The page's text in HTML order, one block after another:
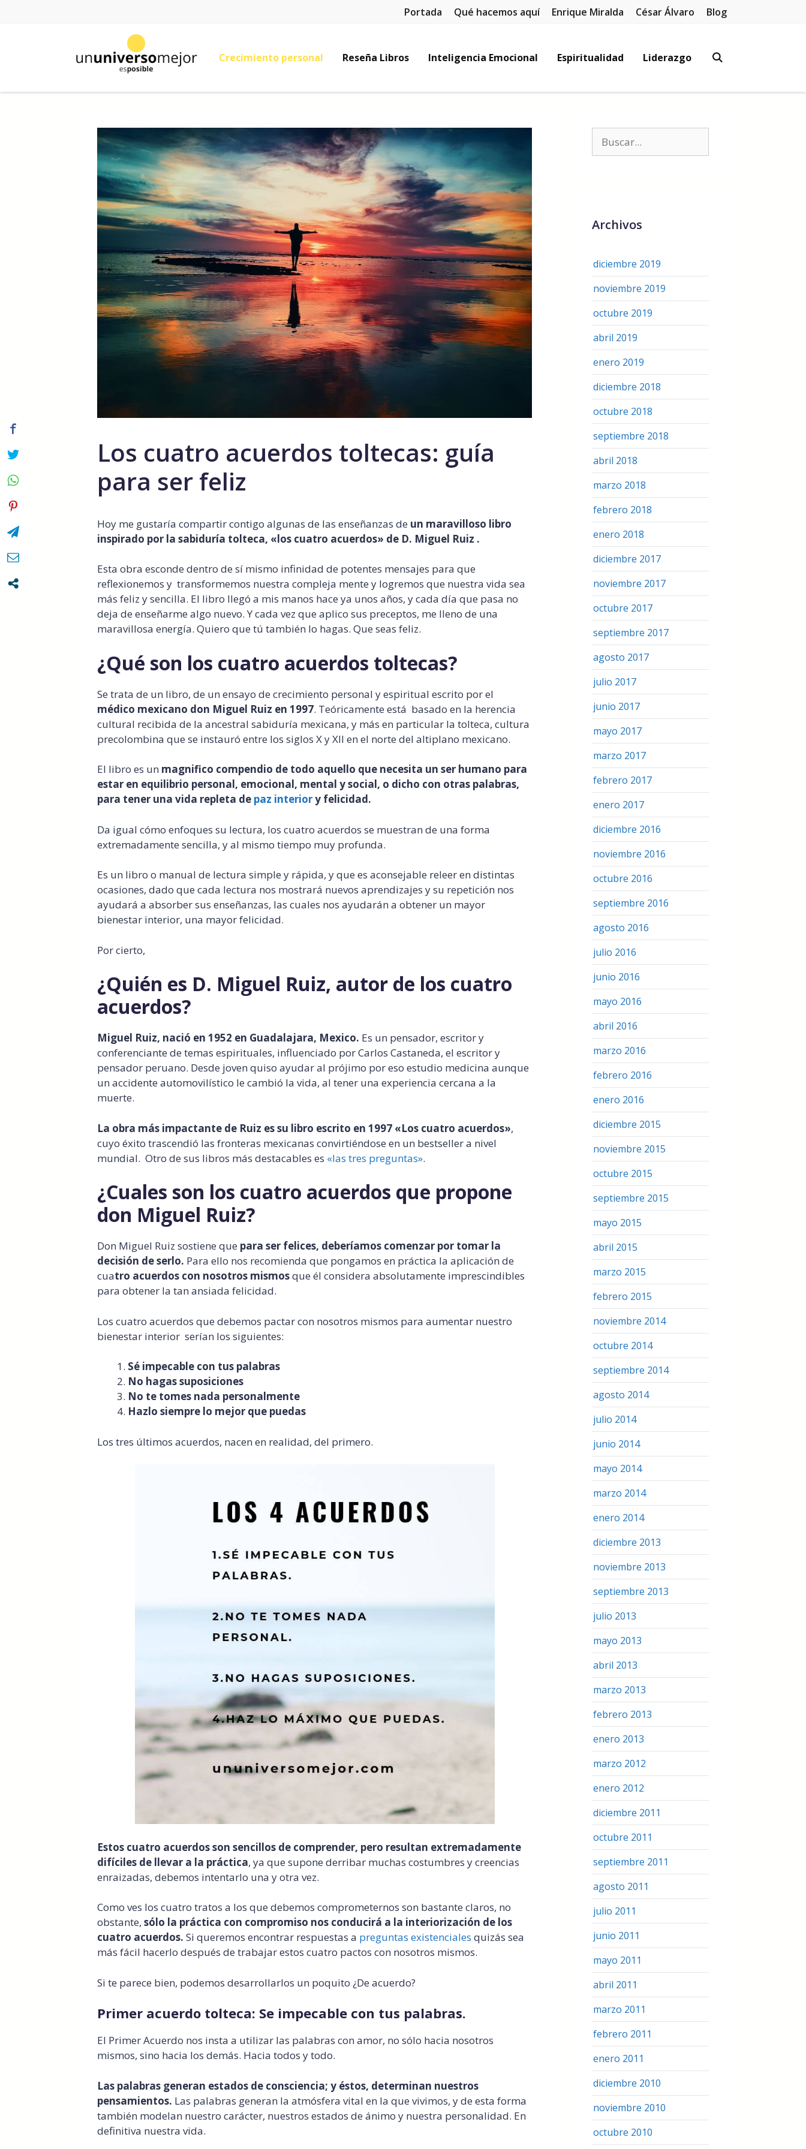
Portada Qué hacemos aquí Enrique Miralda César Álvaro Blog
Crecimiento personal Reseña Libros Inteligencia Emocional Espiritualidad Liderazgo
Los cuatro acuerdos toltecas: guía
para ser feliz
Hoy me gustaría compartir contigo algunas de las enseñanzas de un maravilloso libro
inspirado por la sabiduría tolteca, «los cuatro acuerdos» de D. Miguel Ruiz .
Esta obra esconde dentro de sí mismo infinidad de potentes mensajes para que
reflexionemos y transformemos nuestra compleja mente y logremos que nuestra vida sea
más feliz y sencilla. El libro llegó a mis manos hace ya unos años, y cada día que pasa no
deja de enseñarme algo nuevo. Y cada vez que aplico sus preceptos, me lleno de una
maravillosa energía. Quiero que tú también lo hagas. Que seas feliz.
¿Qué son los cuatro acuerdos toltecas?
Se trata de un libro, de un ensayo de crecimiento personal y espiritual escrito por el
médico mexicano don Miguel Ruiz en 1997. Teóricamente está basado en la herencia
cultural recibida de la ancestral sabiduría mexicana, y más en particular la tolteca, cultura
precolombina que se instauró entre los siglos X y XII en el norte del altiplano mexicano.
El libro es un magnifico compendio de todo aquello que necesita un ser humano para
estar en equilibrio personal, emocional, mental y social, o dicho con otras palabras,
para tener una vida repleta de paz interiory felicidad.
Da igual cómo enfoques su lectura, los cuatro acuerdos se muestran de una forma
extremadamente sencilla, y al mismo tiempo muy profunda.
Es un libro o manual de lectura simple y rápida, y que es aconsejable releer en distintas
ocasiones, dado que cada lectura nos mostrará nuevos aprendizajes y su repetición nos
ayudará a absorber sus enseñanzas, las cuales nos ayudarán a obtener un mayor
bienestar interior, una mayor felicidad.
Por cierto,
¿Quién es D. Miguel Ruiz, autor de los cuatro
acuerdos?
Miguel Ruiz, nació en 1952 en Guadalajara, Mexico. Es un pensador, escritor y
conferenciante de temas espirituales, influenciado por Carlos Castaneda, el escritor y
pensador peruano. Desde joven quiso ayudar al prójimo por eso estudio medicina aunque
un accidente automovilístico le cambió la vida, al tener una experiencia cercana a la
muerte.
La obra más impactante de Ruiz es su libro escrito en 1997 «Los cuatro acuerdos»,
cuyo éxito trascendió las fronteras mexicanas convirtiéndose en un bestseller a nivel
mundial. Otro de sus libros más destacables es «las tres preguntas».
¿Cuales son los cuatro acuerdos que propone
don Miguel Ruiz?
Don Miguel Ruiz sostiene que para ser felices, deberíamos comenzar por tomar la
decisión de serlo. Para ello nos recomienda que pongamos en práctica la aplicación de
cuatro acuerdos con nosotros mismosque él considera absolutamente imprescindibles
para obtener la tan ansiada felicidad.
Los cuatro acuerdos que debemos pactar con nosotros mismos para aumentar nuestro
bienestar interior serían los siguientes:
Sé impecable con tus palabras
No hagas suposiciones
No te tomes nada personalmente
Hazlo siempre lo mejor que puedas
Los tres últimos acuerdos, nacen en realidad, del primero.
Estos cuatro acuerdos son sencillos de comprender, pero resultan extremadamente
difíciles de llevar a la práctica, ya que supone derribar muchas costumbres y creencias
enraizadas, debemos intentarlo una y otra vez.
Como ves los cuatro tratos a los que debemos comprometernos son bastante claros, no
obstante, sólo la práctica con compromiso nos conducirá a la interiorización de los
cuatro acuerdos. Si queremos encontrar respuestas a preguntas existenciales quizás sea
más fácil hacerlo después de trabajar estos cuatro pactos con nosotros mismos.
Si te parece bien, podemos desarrollarlos un poquito ¿De acuerdo?
Primer acuerdo tolteca: Se impecable con tus palabras.
El Primer Acuerdo nos insta a utilizar las palabras con amor, no sólo hacia nosotros
mismos, sino hacia los demás. Hacia todos y todo.
Las palabras generan estados de consciencia; y éstos, determinan nuestros
pensamientos. Las palabras generan la atmósfera vital en la que vivimos, y de esta forma
también modelan nuestro carácter, nuestros estados de ánimo y nuestra personalidad. En
definitiva nuestra vida.
Archivos
diciembre 2019
noviembre 2019
octubre 2019
abril 2019
enero 2019
diciembre 2018
octubre 2018
septiembre 2018
abril 2018
marzo 2018
febrero 2018
enero 2018
diciembre 2017
noviembre 2017
octubre 2017
septiembre 2017
agosto 2017
julio 2017
junio 2017
mayo 2017
marzo 2017
febrero 2017
enero 2017
diciembre 2016
noviembre 2016
octubre 2016
septiembre 2016
agosto 2016
julio 2016
junio 2016
mayo 2016
abril 2016
marzo 2016
febrero 2016
enero 2016
diciembre 2015
noviembre 2015
octubre 2015
septiembre 2015
mayo 2015
abril 2015
marzo 2015
febrero 2015
noviembre 2014
octubre 2014
septiembre 2014
agosto 2014
julio 2014
junio 2014
mayo 2014
marzo 2014
enero 2014
diciembre 2013
noviembre 2013
septiembre 2013
julio 2013
mayo 2013
abril 2013
marzo 2013
febrero 2013
enero 2013
marzo 2012
enero 2012
diciembre 2011
octubre 2011
septiembre 2011
agosto 2011
julio 2011
junio 2011
mayo 2011
abril 2011
marzo 2011
febrero 2011
enero 2011
diciembre 2010
noviembre 2010
octubre 2010